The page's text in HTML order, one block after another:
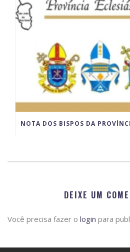
DEIXE UM
Você precisa fazer o login para